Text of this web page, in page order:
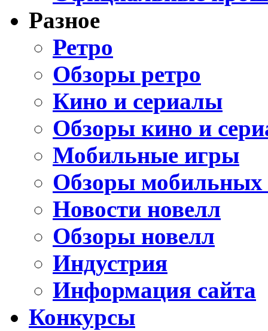
Разное
Ретро
Обзоры ретро
Кино и сериалы
Обзоры кино и
Мобильные игры
Обзоры мобильных
Новости новелл
Обзоры новелл
Индустрия
Информация сайта
Конкурсы